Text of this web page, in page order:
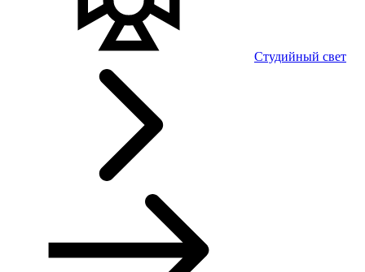
Студийный свет